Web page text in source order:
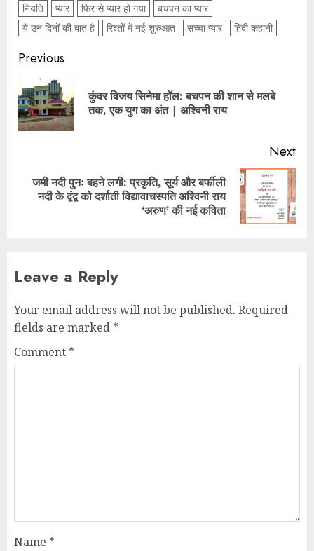
नियति
प्यार फिर से प्यार हो गया
बचपन का प्यार
ये उन दिनों की बात है
रिश्तों में नई शुरुआत सच्चा प्यार हिंदी कहानी
Previous
कुंवर विजय सिनेमा हॉल: बचपन की शान से मलबे
तक, एक युग का अंत | अश्विनी राय
Next
जमी नदी पुनः बहने लगी: प्रकृति, सूर्य और बर्फीली
नदी के द्वंद्व को दर्शाती विद्यावाचस्पति अश्विनी राय
‘अरुण’ की नई कविता
Leave a Reply
Your email address will not be published. Required
fields are marked *
Comment *
Name *